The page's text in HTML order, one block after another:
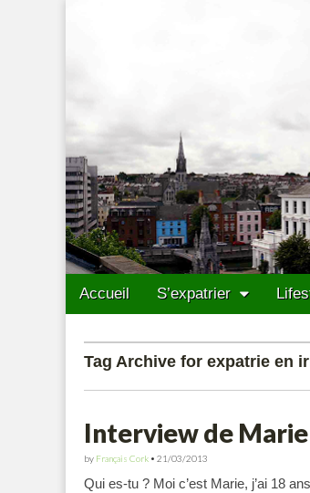
Main menu
Skip to content
Accueil S’expatrier
Tag Archive for expatrie en
Interview de
by Français Cork • 21/03/2013
Qui es-tu ? Moi c’est Marie, j’ai 18